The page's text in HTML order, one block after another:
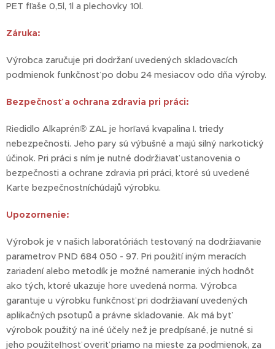
PET fľaše 0,5l, 1l a plechovky 10l.
Záruka:
Výrobca zaručuje pri dodržaní uvedených skladovacích
podmienok funkčnosť po dobu 24 mesiacov odo dňa výroby.
Bezpečnosť a ochrana zdravia pri práci:
Riedidlo Alkaprén® ZAL je horľavá kvapalina I. triedy
nebezpečnosti. Jeho pary sú výbušné a majú silný narkotický
účinok. Pri práci s ním je nutné dodržiavať ustanovenia o
bezpečnosti a ochrane zdravia pri práci, ktoré sú uvedené
Karte bezpečnostníchúdajů výrobku.
Upozornenie:
Výrobok je v našich laboratóriách testovaný na dodržiavanie
parametrov PND 684 050 - 97. Pri použití iným meracích
zariadení alebo metodík je možné nameranie iných hodnôt
ako tých, ktoré ukazuje hore uvedená norma. Výrobca
garantuje u výrobku funkčnosť pri dodržiavaní uvedených
aplikačných psotupů a právne skladovanie. Ak má byť
výrobok použitý na iné účely než je predpísané, je nutné si
jeho použiteľnosť overiť priamo na mieste za podmienok, za